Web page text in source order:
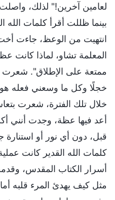
لعامين آخرين!" لذلك،
بينما ظللت أقرأ كلمات
انتهيت من الوعظ، جاءت أخت
المعلمة تشاو، لماذا كانت
ممتعة على الإطلاق". شعرت
خجلًا وكل ما وسعني فعله هو
خلال تلك الفترة، شعرت
أعد فيها عظة، وجدت أنني
قبل، دون أي نور أو استنارة
كلمات الله القدير كانت
أسرار الكتاب المقدس،
مثل كيف يهدئ المرء قلبه